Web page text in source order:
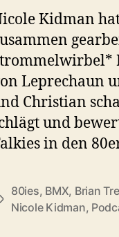
Kidman
Leprechaun
Christian
und
in den
80ies, BMX, Brian
Nicole Kidman,